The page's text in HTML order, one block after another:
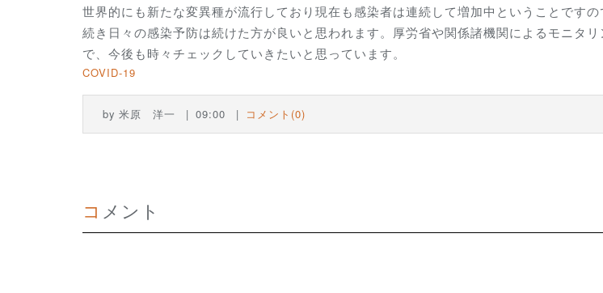
世界的にも新たな変異種が流行しており現在も感染者は連続して増加中ということです
続き日々の感染予防は続けた方が良いと思われます。厚労省や関係諸機関によるモニタ
で、今後も時々チェックしていきたいと思っています。
COVID-19
by 米原 洋一 09:00 コメント(0)
コメント